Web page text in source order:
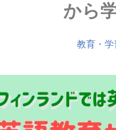
から
教育・学